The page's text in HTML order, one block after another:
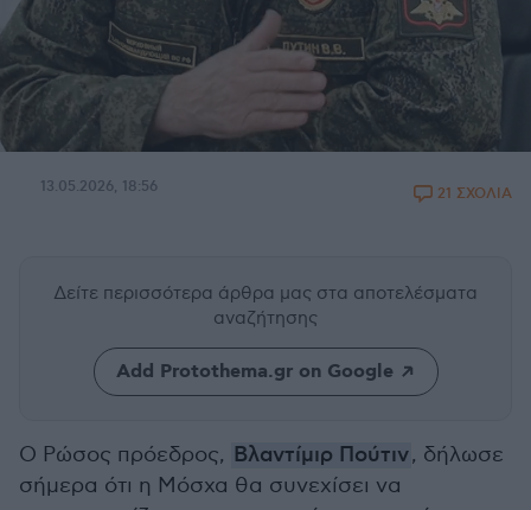
13.05.2026, 18:56 21 ΣΧΟΛΙΑ
Δείτε περισσότερα άρθρα μας στα αποτελέσματα
αναζήτησης
Add Protothema.gr on Google
Ο Ρώσος πρόεδρος, Βλαντίμιρ Πούτιν, δήλωσε
σήμερα ότι η Μόσχα θα συνεχίσει να